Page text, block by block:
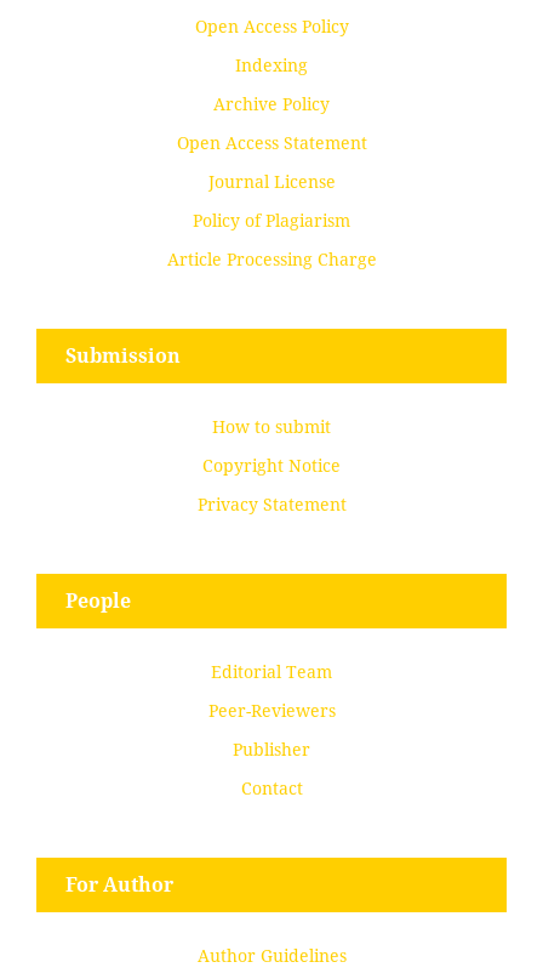
Open Access Policy
Indexing
Archive Policy
Open Access Statement
Journal License
Policy of Plagiarism
Article Processing Charge
Submission
How to submit
Copyright Notice
Privacy Statement
People
Editorial Team
Peer-Reviewers
Publisher
Contact
For Author
Author Guidelines